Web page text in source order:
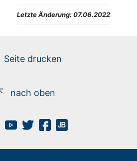
Letzte Änderung: 07.06.2022
Seite drucken
nach oben